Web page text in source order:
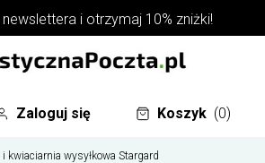
newsletterai otrzymaj 10% zniżki!
Zaloguj się Koszyk (0)
i kwiaciarnia wysyłkowa Stargard